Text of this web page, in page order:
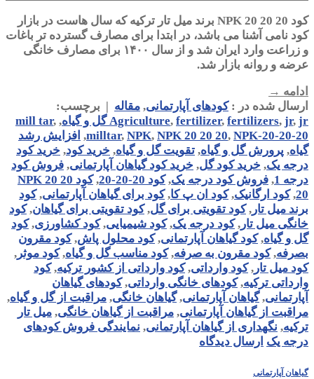
کود NPK 20 20 20 برند میل تار ترکیه که سال هاست در بازار
کود نامی آشنا می باشد، در ابتدا برای مصارف گسترده تر باغات
و زراعت وارد ایران شد و از سال ۱۴۰۰ برای مصارف خانگی
عرضه و روانه بازار شد.
ادامه →
ارسال شده در :کودهای آپارتمانی, مقاله | برچسب:
Agriculture, fertilizer, fertilizers, jr, jr گل و گیاه ,
mill tar,
milltar, NPK, NPK 20 20 20, NPK-20-20-20
, افزایش رشد
گیاه, پرورش گل و گیاه, تقویت گل و گیاه, خرید کود, خرید کود
درجه یک, خرید کود گل, خرید کود گیاهان آپارتمانی, فروش کود
درجه 1
, فروش کود درجه یک,کود 20-20-20 ,
کود NPK 20 20
20
,کود ارگانیک,کود ان پ کا,کود برای گیاهان آپارتمانی,کود
برند میل تار ,کود تقویتی برای گل,کود تقویتی برای گیاهان,کود
خانگی میل تار ,کود درجه یک,کود شیمیایی,کود کشاورزی,کود
گل و گیاه,کود گیاهان آپارتمانی,کود محلول پاش,کود مقرون
بصرفه,کود مقرون به صرفه,کود مناسب گل و گیاه,کود موثر ,
کود میل تار ,کود وارداتی,کود وارداتی از کشور ترکیه,کود
وارداتی ترکیه,کودهای خانگی وارداتی,کودهای گیاهان
آپارتمانی,گیاهان آپارتمانی,گیاهان خانگی, مراقبت از گل و گیاه,
مراقبت از گیاهان آپارتمانی, مراقبت از گیاهان خانگی, میل تار
ترکیه, نگهداری از گیاهان آپارتمانی, نمایندگی فروش کودهای
درجه یک ارسال دیدگاه
گیاهان آپارتمانی